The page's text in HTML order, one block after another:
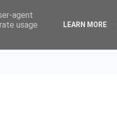
agent
usage
LEARN MORE